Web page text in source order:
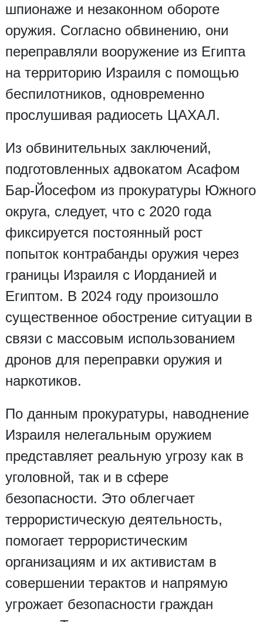
шпионаже и незаконном обороте
оружия. Согласно обвинению, они
переправляли вооружение из Египта
на территорию Израиля с помощью
беспилотников, одновременно
прослушивая радиосеть ЦАХАЛ.
Из обвинительных заключений,
подготовленных адвокатом Асафом
Бар-Йосефом из прокуратуры Южного
округа, следует, что с 2020 года
фиксируется постоянный рост
попыток контрабанды оружия через
границы Израиля с Иорданией и
Египтом. В 2024 году произошло
существенное обострение ситуации в
связи с массовым использованием
дронов для переправки оружия и
наркотиков.
По данным прокуратуры, наводнение
Израиля нелегальным оружием
представляет реальную угрозу как в
уголовной, так и в сфере
безопасности. Это облегчает
террористическую деятельность,
помогает террористическим
организациям и их активистам в
совершении терактов и напрямую
угрожает безопасности граждан